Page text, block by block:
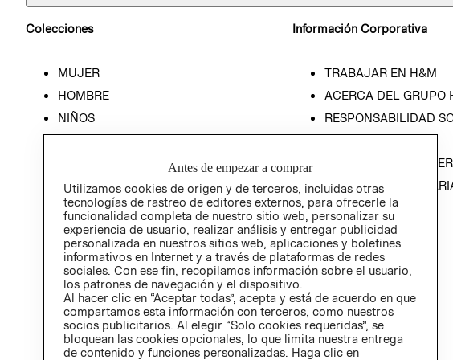
Colecciones
MUJER
HOMBRE
NIÑOS
Información Corporativa
TRABAJAR EN H&M
ACERCA DEL GRUPO
RESPONSABILIDAD
RELACIÓN CON
POLÍTICA
Antes de empezar a comprar
Utilizamos cookies de origen y de terceros, incluidas otras
tecnologías de rastreo de editores externos, para ofrecerle la
funcionalidad completa de nuestro sitio web, personalizar su
experiencia de usuario, realizar análisis y entregar publicidad
personalizada en nuestros sitios web, aplicaciones y boletines
informativos en Internet y a través de plataformas de redes
sociales. Con ese fin, recopilamos información sobre el usuario,
los patrones de navegación y el dispositivo.
Al hacer clic en “Aceptar todas”, acepta y está de acuerdo en que
compartamos esta información con terceros, como nuestros
socios publicitarios. Al elegir “Solo cookies requeridas”, se
bloquean las cookies opcionales, lo que limita nuestra entrega
de contenido y funciones personalizadas. Haga clic en